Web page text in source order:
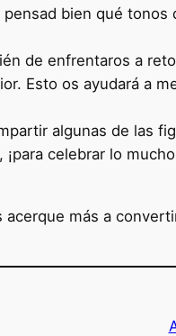
bien qué
de enfrentaros a
Esto os ayudará a
algunas de las
celebrar lo
más a